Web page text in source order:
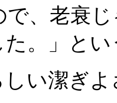
で、老衰
た。」と
しい潔ぎ